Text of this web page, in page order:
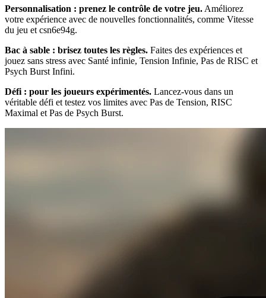
Personnalisation : prenez le contrôle de votre jeu. Améliorez
votre expérience avec de nouvelles fonctionnalités, comme Vitesse
du jeu et csn6e94g.
Bac à sable : brisez toutes les règles. Faites des expériences et
jouez sans stress avec Santé infinie, Tension Infinie, Pas de RISC et
Psych Burst Infini.
Défi : pour les joueurs expérimentés. Lancez-vous dans un
véritable défi et testez vos limites avec Pas de Tension, RISC
Maximal et Pas de Psych Burst.